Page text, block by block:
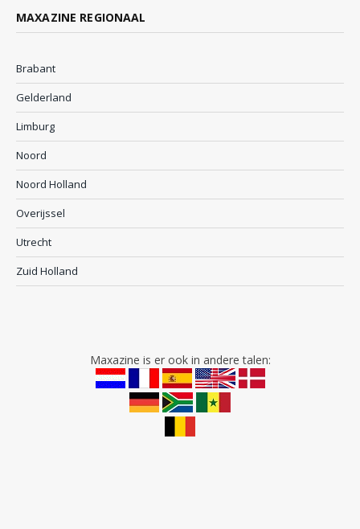
MAXAZINE REGIONAAL
Brabant
Gelderland
Limburg
Noord
Noord Holland
Overijssel
Utrecht
Zuid Holland
Maxazine is er ook in andere talen: